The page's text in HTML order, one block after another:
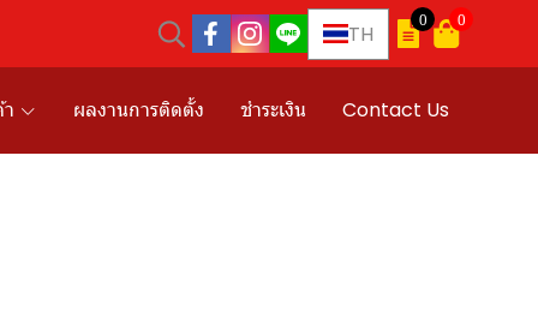
TH
0 0
ผลงานการติดตั้ง ชำระเงิน Contact Us